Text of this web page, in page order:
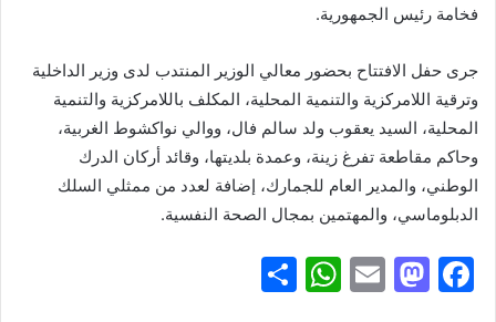
فخامة رئيس الجمهورية.
جرى حفل الافتتاح بحضور معالي الوزير المنتدب لدى وزير الداخلية
وترقية اللامركزية والتنمية المحلية، المكلف باللامركزية والتنمية
المحلية، السيد يعقوب ولد سالم فال، ووالي نواكشوط الغربية،
وحاكم مقاطعة تفرغ زينة، وعمدة بلديتها، وقائد أركان الدرك
الوطني، والمدير العام للجمارك، إضافة لعدد من ممثلي السلك
الدبلوماسي، والمهتمين بمجال الصحة النفسية.
F
M
E
W